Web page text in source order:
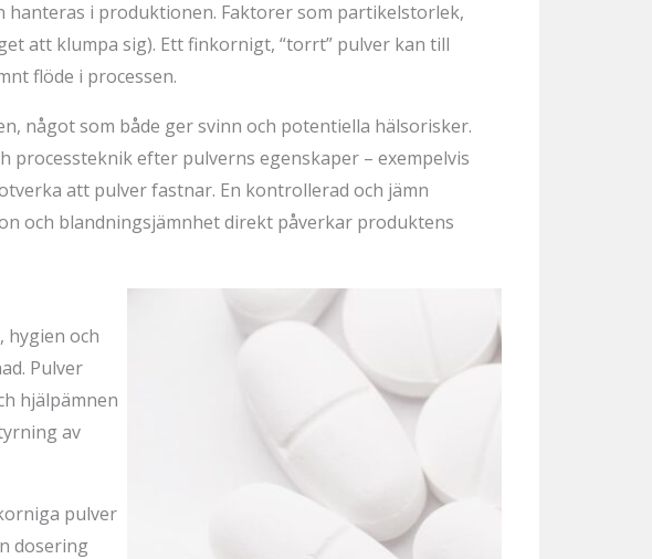
i produktionen. Faktorer som partikelstorlek,
att klumpa sig). Ett finkornigt, “torrt” pulver kan till
flöde i processen.
något som både ger svinn och potentiella hälsorisker.
processteknik efter pulverns egenskaper – exempelvis
att pulver fastnar. En kontrollerad och jämn
och blandningsjämnhet direkt påverkar produktens
hygien och
Pulver
hjälpämnen
av
pulver
dosering